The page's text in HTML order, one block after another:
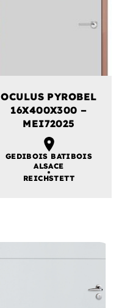
OCULUS PYROBEL
16X400X300 –
MEI72025
GEDIBOIS BATIBOIS
ALSACE
REICHSTETT